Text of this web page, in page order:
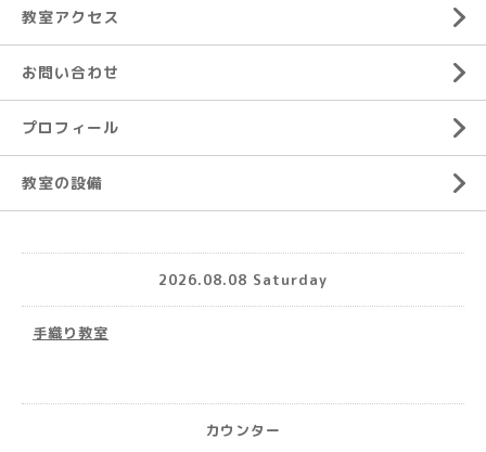
教室アクセス
お問い合わせ
プロフィール
教室の設備
2026.08.08 Saturday
手織り教室
カウンター